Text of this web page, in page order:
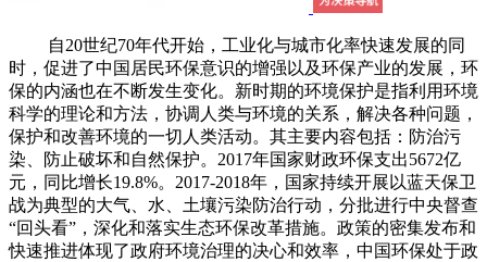
自20世纪70年代开始，工业化与城市化率快速发展的同
时，促进了中国居民环保意识的增强以及环保产业的发展，环
保的内涵也在不断发生变化。新时期的环境保护是指利用环境
科学的理论和方法，协调人类与环境的关系，解决各种问题，
保护和改善环境的一切人类活动。其主要内容包括：防治污
染、防止破坏和自然保护。2017年国家财政环保支出5672亿
元，同比增长19.8%。2017-2018年，国家持续开展以蓝天保卫
战为典型的大气、水、土壤污染防治行动，分批进行中央督查
“回头看”，深化和落实生态环保改革措施。政策的密集发布和
快速推进体现了政府环境治理的决心和效率，中国环保处于政